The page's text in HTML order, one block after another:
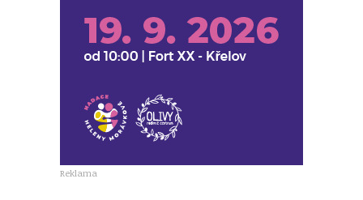
Reklama